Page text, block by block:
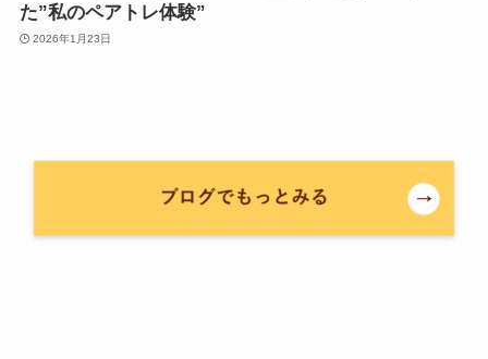
た”私のペアトレ体験”
2026年1月23日